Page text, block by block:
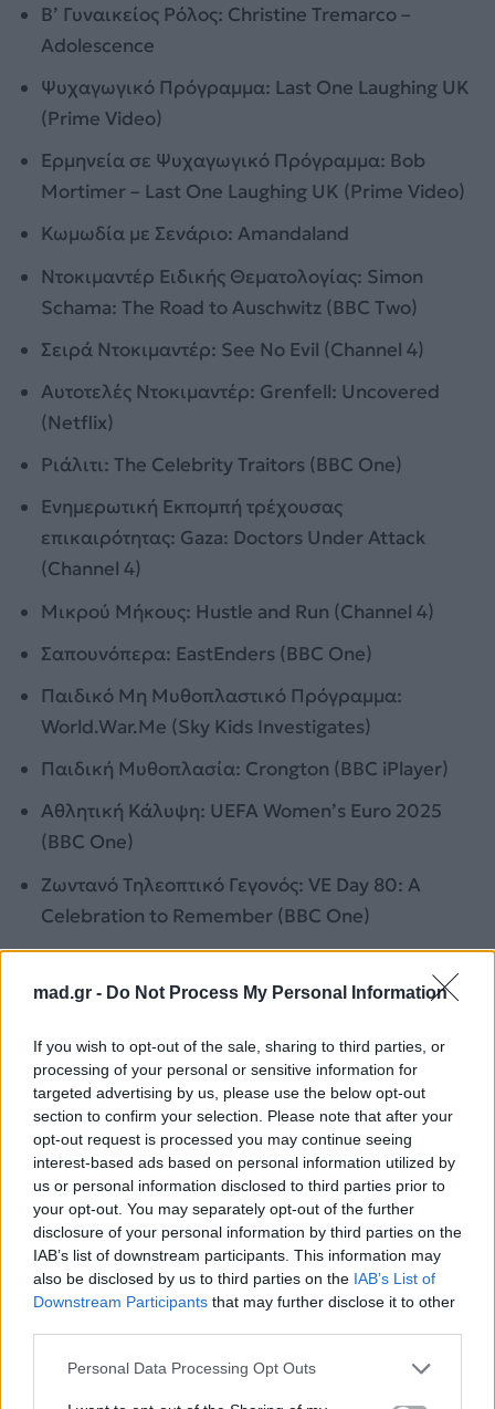
mad.gr - Do Not Process My Personal Information
If you wish to opt-out of the sale, sharing to third parties, or
processing of your personal or sensitive information for
targeted advertising by us, please use the below opt-out
section to confirm your selection. Please note that after your
opt-out request is processed you may continue seeing
interest-based ads based on personal information utilized by
us or personal information disclosed to third parties prior to
your opt-out. You may separately opt-out of the further
disclosure of your personal information by third parties on the
IAB’s list of downstream participants. This information may
also be disclosed by us to third parties on the IAB’s List of
Downstream Participants that may further disclose it to other
Personal Data Processing Opt Outs
Β’ Γυναικείος Ρόλος: Christine Tremarco –
Adolescence
Ψυχαγωγικό Πρόγραμμα: Last One Laughing UK
(Prime Video)
Ερμηνεία σε Ψυχαγωγικό Πρόγραμμα: Bob
Mortimer – Last One Laughing UK (Prime Video)
Κωμωδία με Σενάριο: Amandaland
Ντοκιμαντέρ Ειδικής Θεματολογίας: Simon
Schama: The Road to Auschwitz (BBC Two)
Σειρά Ντοκιμαντέρ: See No Evil (Channel 4)
Αυτοτελές Ντοκιμαντέρ: Grenfell: Uncovered
(Netflix)
Ριάλιτι: The Celebrity Traitors (BBC One)
Ενημερωτική Εκπομπή τρέχουσας
επικαιρότητας: Gaza: Doctors Under Attack
(Channel 4)
Μικρού Μήκους: Hustle and Run (Channel 4)
Σαπουνόπερα: EastEnders (BBC One)
Παιδικό Μη Μυθοπλαστικό Πρόγραμμα:
World.War.Me (Sky Kids Investigates)
Παιδική Μυθοπλασία: Crongton (BBC iPlayer)
Αθλητική Κάλυψη: UEFA Women’s Euro 2025
(BBC One)
Ζωντανό Τηλεοπτικό Γεγονός: VE Day 80: A
Celebration to Remember (BBC One)